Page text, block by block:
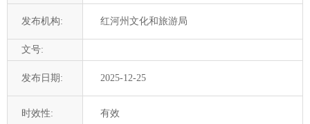
发布机构: 红河州文化和旅游局
文号:
发布日期: 2025-12-25
时效性: 有效